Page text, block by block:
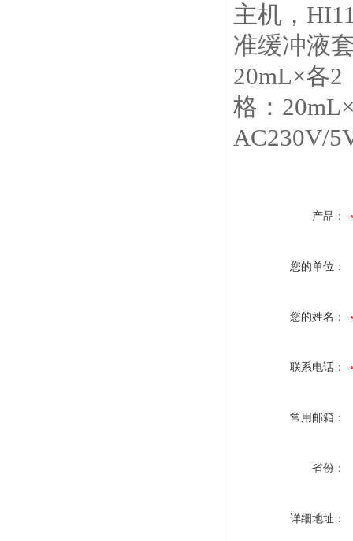
主机，
准缓冲液
20mL×各2
格：
AC230V/
产品：
您的单位：
您的姓名：
联系电话：
常用邮箱：
省份：
详细地址：